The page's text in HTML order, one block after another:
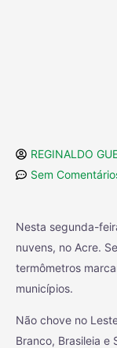
REGINALDO
Sem
Nesta segunda-
nuvens, no Acre.
termômetros
municípios.
Não chove no
Branco, Brasileia e